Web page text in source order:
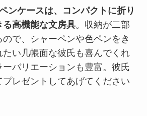
ンケースは、コンパクトに折り
高機能な文房具。収納が二部
で、シャーペンや色ペンをき
たい几帳面な彼氏も喜んでくれ
ーバリエーションも豊富。彼氏
レゼントしてあげてください